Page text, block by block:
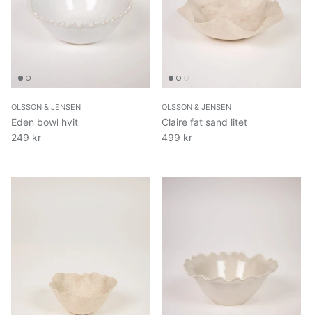
OLSSON & JENSEN
Eden bowl hvit
249 kr
OLSSON & JENSEN
Claire fat sand litet
499 kr